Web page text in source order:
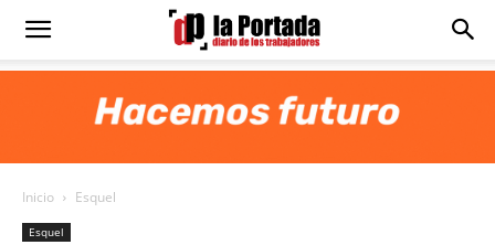
Diario
Portada
Inicio Esquel
Esquel